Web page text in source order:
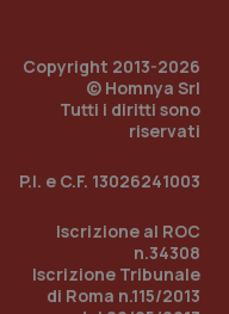
Copyright 2013-2026
© Homnya Srl
Tutti i diritti sono
riservati
P.I. e C.F. 13026241003
Iscrizione al ROC
n.34308
Iscrizione Tribunale
di Roma n.115/2013
.quotidianosanita.it
1
mese